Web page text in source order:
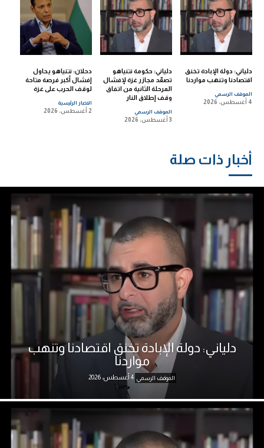
دلياني: دولة الإبادة تخنق
اقتصادنا وتنهب مواردنا
الموقف الرسمي
4 أغسطس، 2026
دلياني: حكومة نتنياهو
تصعّد مجازر غزة لإفشال
المرحلة الثانية من اتفاق
وقف إطلاق النار
الموقف الرسمي
3 أغسطس، 2026
دحلان: نتنياهو يحاول
إفشال أكبر فرصة متاحة
لوقف الحرب على غزة
الاخبار الرئيسية
2 أغسطس، 2026
أخبار ذات صلة
دلياني: دولة الإبادة تخنق اقتصادنا وتنهب
مواردنا
الموقف الرسمي 4 أغسطس، 2026